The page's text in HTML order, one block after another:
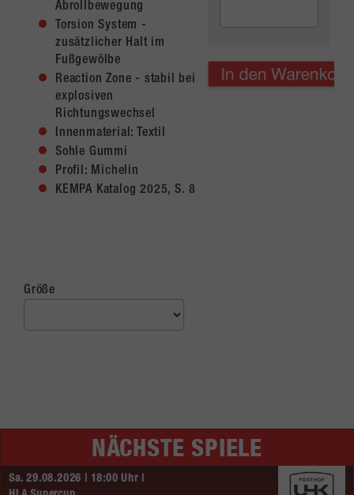
Abrollbewegung
Torsion System -
zusätzlicher Halt im
Fußgewölbe
Reaction Zone - stabil bei
explosiven
Richtungswechsel
Innenmaterial: Textil
Sohle Gummi
Profil: Michelin
KEMPA Katalog 2025, S. 8
Größe
NÄCHSTE SPIELE
Sa. 29.08.2026 | 18:00 Uhr |